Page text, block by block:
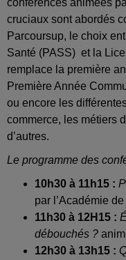
cruciaux sont abordés
Parcoursup, le choix
Santé (PASS) et la
remplace la première
Première Année
ou encore les
commerce, les métiers
d’autres.
Le programme des
10h30 à 11h15 :
par l’Académie
11h30 à 12H15 :
débouchés ?
12h30 à 13h15 :